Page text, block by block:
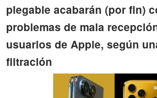
plegable acabarán (por fin)
problemas de mala
usuarios de Apple, según
filtración